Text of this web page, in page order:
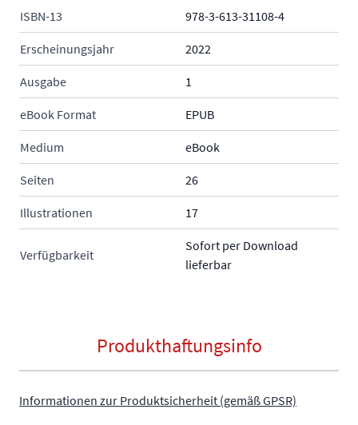
ISBN-13 978-3-613-31108-4
Erscheinungsjahr 2022
Ausgabe 1
eBook Format EPUB
Medium eBook
Seiten 26
Illustrationen 17
Verfügbarkeit
Sofort per Download
lieferbar
Produkthaftungsinfo
Informationen zur Produktsicherheit (gemäß GPSR)